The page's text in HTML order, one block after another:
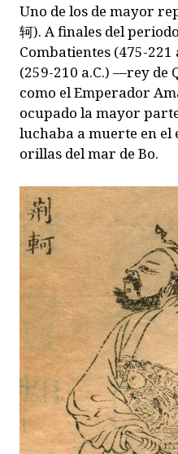
Uno de los de mayor
轲). A finales del
Combatientes (475-221
(259-210 a.C.) —rey de
como el Emperador
ocupado la mayor
luchaba a muerte en el
orillas del mar de Bo.